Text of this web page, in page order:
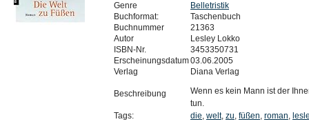
Genre
Belletristik
Buchformat:
Taschenbuch
Buchnummer
21363
Autor
Lesley Lokko
ISBN-Nr.
3453350731
Erscheinungsdatum03.06.2005
Verlag
Diana Verlag
Beschreibung
Wenn es kein Mann ist der
tun.
Tags:
die, welt, zu, füßen, roman,